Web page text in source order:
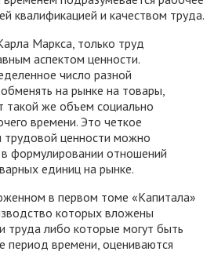
квалификацией и качеством труда.
Маркса, только труд
аспектом ценности.
число разной
на рынке на товары,
такой же объем социально
времени. Это четкое
трудовой ценности можно
в формулировании отношений
единиц на рынке.
в первом томе «Капитала»
которых вложены
труда либо которые могут быть
период времени, оцениваются